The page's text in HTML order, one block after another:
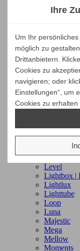
Glaze
Grow
Hampsted
Harbour
Hive
Horizon
Hyde
Illusion
Joy
Lansing
Less
Level
Lightbox |
Lightlux
Lighttube
Loop
Luna
Majestic
Mega
Mellow
Moments
Ihre
Um Ihr
möglich zu
Drittanbietern.
Cookies zu
navigieren; oder
Einstellungen“, um
Cookies zu erhalten